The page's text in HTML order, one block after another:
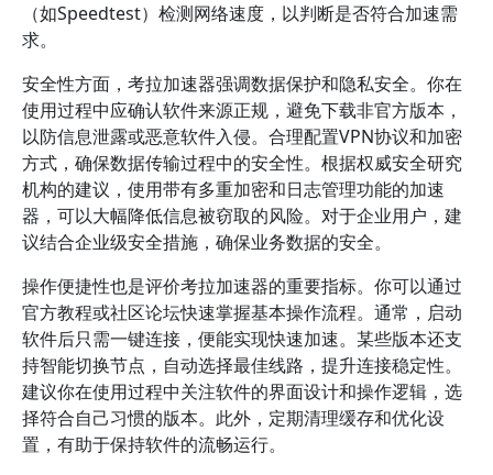
（如Speedtest）检测网络速度，以判断是否符合加速需
求。
安全性方面，考拉加速器强调数据保护和隐私安全。你在
使用过程中应确认软件来源正规，避免下载非官方版本，
以防信息泄露或恶意软件入侵。合理配置VPN协议和加密
方式，确保数据传输过程中的安全性。根据权威安全研究
机构的建议，使用带有多重加密和日志管理功能的加速
器，可以大幅降低信息被窃取的风险。对于企业用户，建
议结合企业级安全措施，确保业务数据的安全。
操作便捷性也是评价考拉加速器的重要指标。你可以通过
官方教程或社区论坛快速掌握基本操作流程。通常，启动
软件后只需一键连接，便能实现快速加速。某些版本还支
持智能切换节点，自动选择最佳线路，提升连接稳定性。
建议你在使用过程中关注软件的界面设计和操作逻辑，选
择符合自己习惯的版本。此外，定期清理缓存和优化设
置，有助于保持软件的流畅运行。